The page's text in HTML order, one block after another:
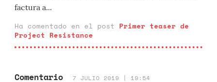
factura a...
Ha comentado en el post Primer teaser de
Project Resistance
Comentario 7 JULIO 2019 | 19:54